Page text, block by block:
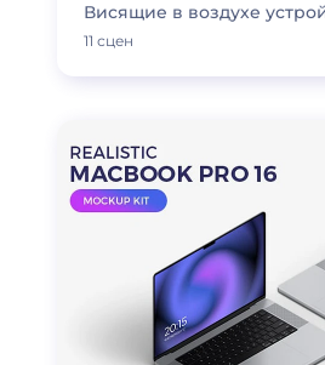
Висящие в воздухе
11 сцен